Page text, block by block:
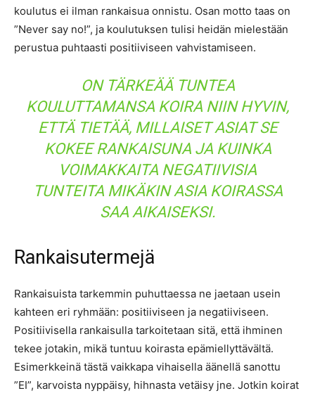
koulutus ei ilman rankaisua onnistu. Osan motto taas on
”Never say no!”, ja koulutuksen tulisi heidän mielestään
perustua puhtaasti positiiviseen vahvistamiseen.
ON TÄRKEÄÄ TUNTEA
KOULUTTAMANSA KOIRA NIIN HYVIN,
ETTÄ TIETÄÄ, MILLAISET ASIAT SE
KOKEE RANKAISUNA JA KUINKA
VOIMAKKAITA NEGATIIVISIA
TUNTEITA MIKÄKIN ASIA KOIRASSA
SAA AIKAISEKSI.
Rankaisutermejä
Rankaisuista tarkemmin puhuttaessa ne jaetaan usein
kahteen eri ryhmään: positiiviseen ja negatiiviseen.
Positiivisella rankaisulla tarkoitetaan sitä, että ihminen
tekee jotakin, mikä tuntuu koirasta epämiellyttävältä.
Esimerkkeinä tästä vaikkapa vihaisella äänellä sanottu
”EI”, karvoista nyppäisy, hihnasta vetäisy jne. Jotkin koirat